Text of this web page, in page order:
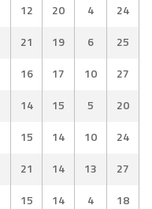
12 20 4
24
21 19 6
25
16 17 10
27
14 15 5
20
15 14 10
24
21 14 13
27
15 14 4
18